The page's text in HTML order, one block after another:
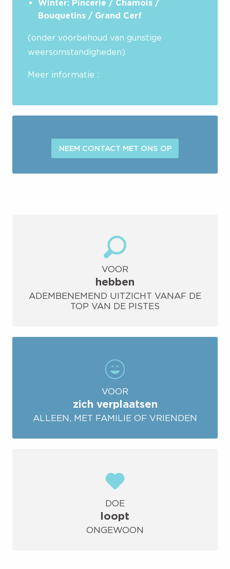
Winter: Pincerie / Chamois /
Bouquetins / Grand Cerf
(onder voorbehoud van gunstige
weersomstandigheden)
Meer informatie :
NEEM CONTACT MET ONS OP
VOOR
hebben
ADEMBENEMEND UITZICHT VANAF DE
TOP VAN DE PISTES
VOOR
zich verplaatsen
ALLEEN, MET FAMILIE OF VRIENDEN
DOE
loopt
ONGEWOON